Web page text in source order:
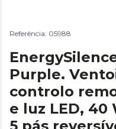
Referência: 05988
Purple.
controlo
e luz LED, 40
5 pás